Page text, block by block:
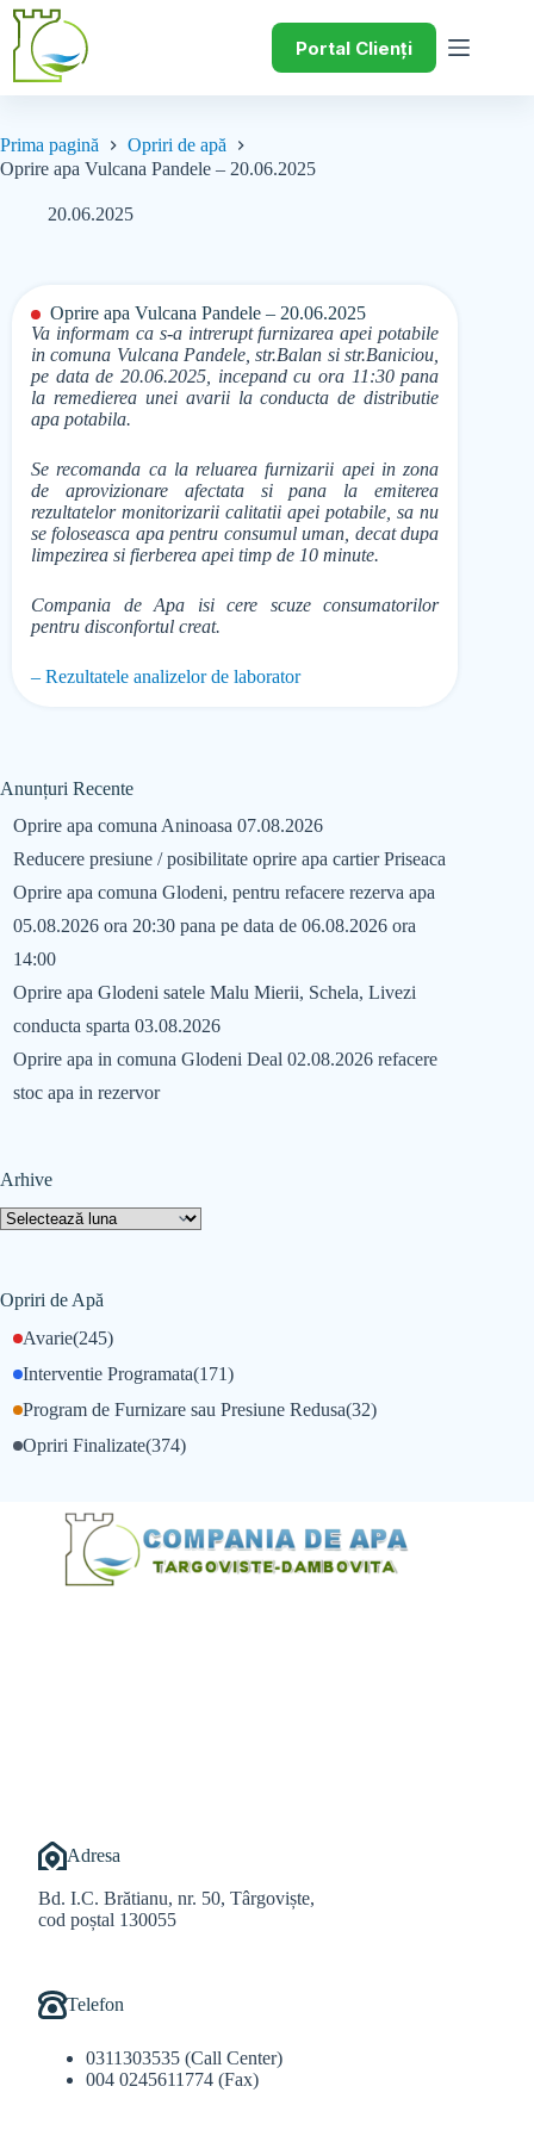
Portal Clienți
Prima pagină
Opriri de apă
Oprire apa Vulcana Pandele – 20.06.2025
20.06.2025
Oprire apa Vulcana Pandele – 20.06.2025
Va informam ca s-a intrerupt furnizarea apei potabile
in comuna Vulcana Pandele, str.Balan si str.Baniciou,
pe data de 20.06.2025, incepand cu ora 11:30 pana
la remedierea unei avarii la conducta de distributie
apa potabila.
Se recomanda ca la reluarea furnizarii apei in zona
de aprovizionare afectata si pana la emiterea
rezultatelor monitorizarii calitatii apei potabile, sa nu
se foloseasca apa pentru consumul uman, decat dupa
limpezirea si fierberea apei timp de 10 minute.
Compania de Apa isi cere scuze consumatorilor
pentru disconfortul creat.
– Rezultatele analizelor de laborator
Anunțuri Recente
Oprire apa comuna Aninoasa 07.08.2026
Reducere presiune / posibilitate oprire apa cartier Priseaca
Oprire apa comuna Glodeni, pentru refacere rezerva apa
05.08.2026 ora 20:30 pana pe data de 06.08.2026 ora
14:00
Oprire apa Glodeni satele Malu Mierii, Schela, Livezi
conducta sparta 03.08.2026
Oprire apa in comuna Glodeni Deal 02.08.2026 refacere
stoc apa in rezervor
Arhive
Opriri de Apă
Avarie(245)
Interventie Programata(171)
Opriri Finalizate(374)
Program de Furnizare sau Presiune Redusa(32)
Adresa
Bd. I.C. Brătianu, nr. 50, Târgoviște,
cod poștal 130055
Telefon
0311303535 (Call Center)
004 0245611774 (Fax)